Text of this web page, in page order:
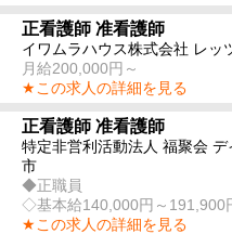
正看護師 准看護師
イワムラハウス株式会社 レッ
月給200,000円～
★この求人の詳細を見る
正看護師 准看護師
特定非営利活動法人 福聚会
市
◆正職員
◇基本給140,000円～191,900
★この求人の詳細を見る